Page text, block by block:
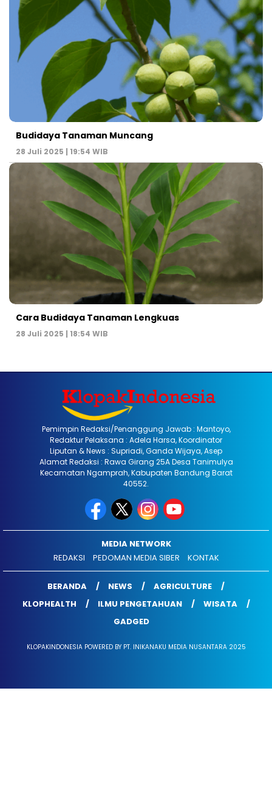
Budidaya Tanaman Muncang
28 Juli 2025 | 19:54 WIB
Cara Budidaya Tanaman Lengkuas
28 Juli 2025 | 18:54 WIB
Pemimpin Redaksi/Penanggung Jawab : Mantoyo,
Redaktur Pelaksana : Adela Harsa, Koordinator
Liputan & News : Supriadi, Ganda Wijaya, Asep
Alamat Redaksi : Rawa Girang 25A Desa Tanimulya
Kecamatan Ngamprah, Kabupaten Bandung Barat
40552.
MEDIA NETWORK
REDAKSI
PEDOMAN MEDIA SIBER KONTAK
BERANDA NEWS
AGRICULTURE
KLOPHEALTH
ILMU PENGETAHUAN
WISATA
GADGED
KLOPAKINDONESIA POWERED BY PT. INIKANAKU MEDIA NUSANTARA 2025